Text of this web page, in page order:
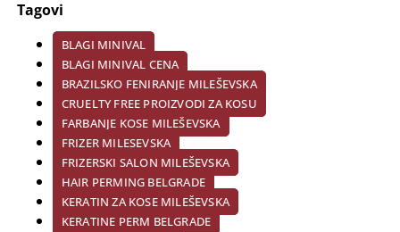
Tagovi
BLAGI MINIVAL
BLAGI MINIVAL CENA
BRAZILSKO FENIRANJE MILEŠEVSKA
CRUELTY FREE PROIZVODI ZA KOSU
FARBANJE KOSE MILEŠEVSKA
FRIZER MILESEVSKA
FRIZERSKI SALON MILEŠEVSKA
HAIR PERMING BELGRADE
KERATIN ZA KOSE MILEŠEVSKA
KERATINE PERM BELGRADE